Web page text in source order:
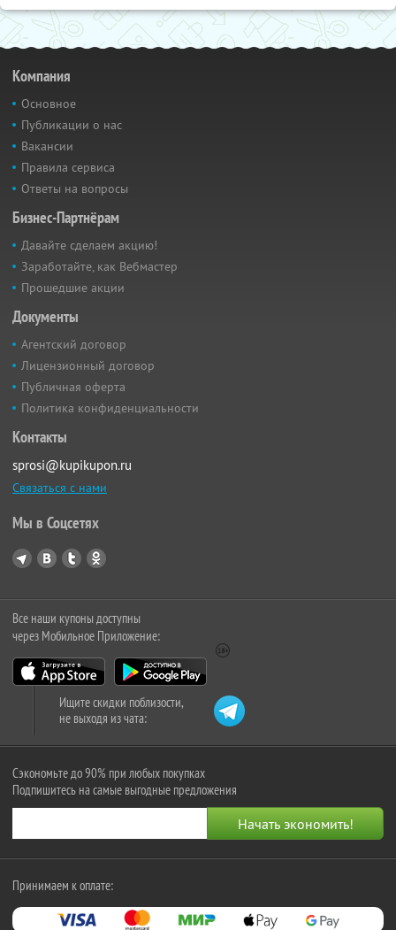
Компания
Основное
Публикации о нас
Вакансии
Правила сервиса
Ответы на вопросы
Бизнес-Партнёрам
Давайте сделаем акцию!
Заработайте, как Вебмастер
Прошедшие акции
Документы
Агентский договор
Лицензионный договор
Публичная оферта
Политика конфиденциальности
Контакты
sprosi@kupikupon.ru
Связаться с нами
Мы в Соцсетях
Все наши купоны доступны
через Мобильное Приложение:
Ищите скидки поблизости,
не выходя из чата:
Сэкономьте до 90% при любых покупках
Подпишитесь на самые выгодные предложения
Принимаем к оплате: